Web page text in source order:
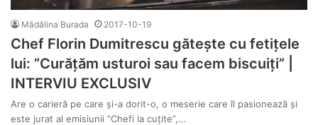
Mădălina Burada 2017-10-19
Chef Florin Dumitrescu gătește cu fetițele
lui: ”Curățăm usturoi sau facem biscuiți” |
INTERVIU EXCLUSIV
Are o carieră pe care și-a dorit-o, o meserie care îl pasionează și
este jurat al emisiunii ”Chefi la cuțite”,…